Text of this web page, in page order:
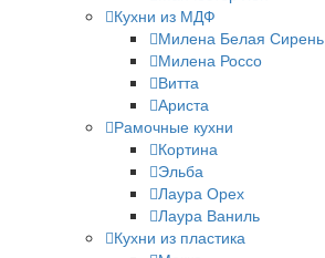
Кухни из МДФ
Милена Белая Сирень
Милена Россо
Витта
Ариста
Рамочные кухни
Кортина
Эльба
Лаура Орех
Лаура Ваниль
Кухни из пластика